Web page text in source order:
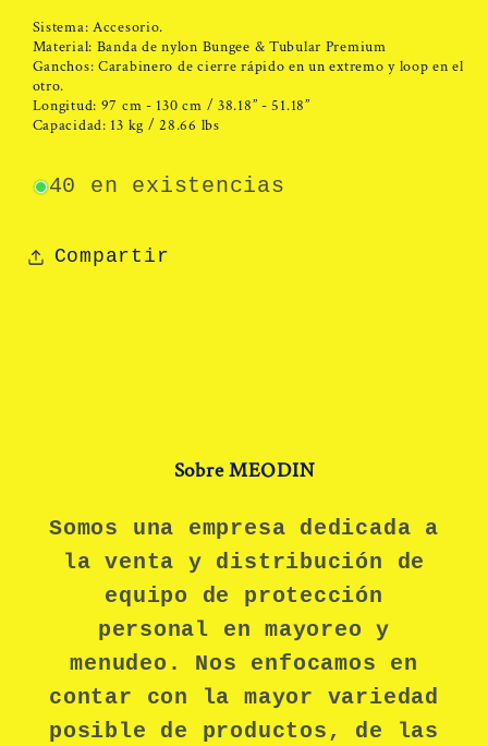
Sistema: Accesorio.
Material: Banda de nylon Bungee & Tubular Premium
Ganchos: Carabinero de cierre rápido en un extremo y loop en el
otro.
Longitud: 97 cm - 130 cm / 38.18” - 51.18”
Capacidad: 13 kg / 28.66 lbs
40 en existencias
Compartir
Sobre MEODIN
Somos una empresa dedicada a
la venta y distribución de
equipo de protección
personal en mayoreo y
menudeo. Nos enfocamos en
contar con la mayor variedad
posible de productos, de las